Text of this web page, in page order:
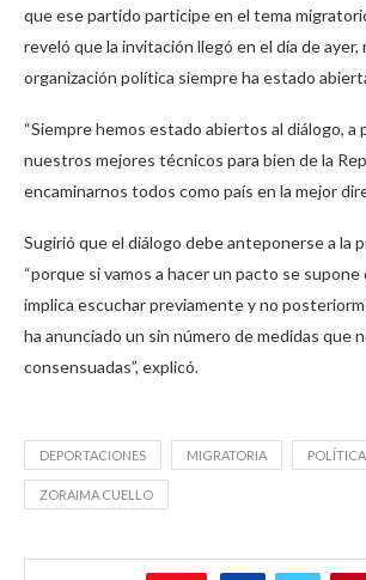
que ese partido participe en el tema
reveló que la invitación llegó en el día de ayer,
organización política siempre ha estado
“Siempre hemos estado abiertos al diálogo,
nuestros mejores técnicos para bien de la
encaminarnos todos como país en la mejor
Sugirió que el diálogo debe anteponerse a la
“porque si vamos a hacer un pacto se supone
implica escuchar previamente y no
ha anunciado un sin número de medidas que
consensuadas”, explicó.
DEPORTACIONES MIGRATORIA POLÍTICA
ZORAIMA CUELLO